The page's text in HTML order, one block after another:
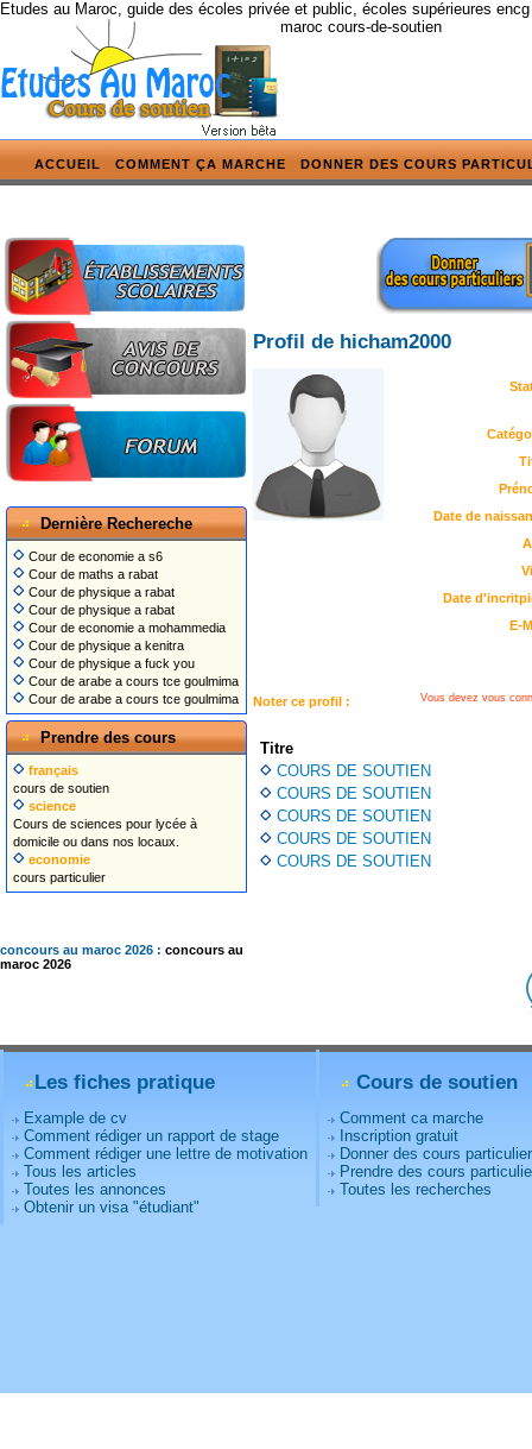
Etudes au Maroc, guide des écoles privée et public, écoles supérieures
maroc cours-de-soutien
ACCUEIL COMMENT ÇA MARCHE DONNER DES COURS
Dernière Rechereche
Cour de economie a s6
Cour de maths a rabat
Cour de physique a rabat
Cour de physique a rabat
Cour de economie a mohammedia
Cour de physique a kenitra
Cour de physique a fuck you
Cour de arabe a cours tce goulmima
Cour de arabe a cours tce goulmima
Prendre des cours
français
cours de soutien
science
Cours de sciences pour lycée à
domicile ou dans nos locaux.
economie
cours particulier
concours au maroc 2026 : concours au
maroc 2026
Profil de hicham2000
Date de
Date
E-
Noter ce profil : Vous devez vous
Titre
COURS DE SOUTIEN
COURS DE SOUTIEN
COURS DE SOUTIEN
COURS DE SOUTIEN
COURS DE SOUTIEN
Les fiches pratique
Example de cv
Comment rédiger un rapport de stage
Comment rédiger une lettre de motivation
Tous les articles
Toutes les annonces
Obtenir un visa "étudiant"
Cours de soutien
Comment ca marche
Inscription gratuit
Donner des cours
Prendre des cours
Toutes les recherches